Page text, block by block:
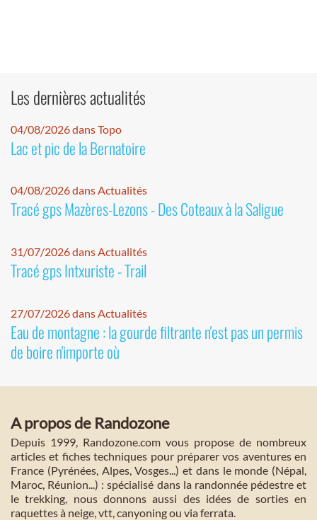
Les dernières actualités
04/08/2026 dans Topo
Lac et pic de la Bernatoire
04/08/2026 dans Actualités
Tracé gps Mazères-Lezons - Des Coteaux à la Saligue
31/07/2026 dans Actualités
Tracé gps Intxuriste - Trail
27/07/2026 dans Actualités
Eau de montagne : la gourde filtrante n'est pas un permis
de boire n'importe où
A propos de Randozone
Depuis 1999, Randozone.com vous propose de nombreux
articles et fiches techniques pour préparer vos aventures en
France (Pyrénées, Alpes, Vosges...) et dans le monde (Népal,
Maroc, Réunion...) : spécialisé dans la randonnée pédestre et
le trekking, nous donnons aussi des idées de sorties en
raquettes à neige, vtt, canyoning ou via ferrata.